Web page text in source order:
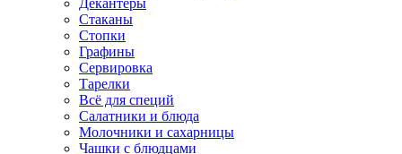
Декантеры
Стаканы
Стопки
Графины
Сервировка
Тарелки
Всё для специй
Салатники и блюда
Молочники и сахарницы
Чашки с блюдцами